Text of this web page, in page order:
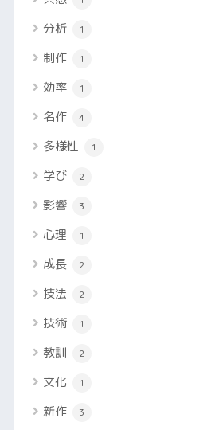
分析 1
制作 1
効率 1
名作 4
多様性 1
学び 2
影響 3
心理 1
成長 2
技法 2
技術 1
教訓 2
文化 1
新作 3